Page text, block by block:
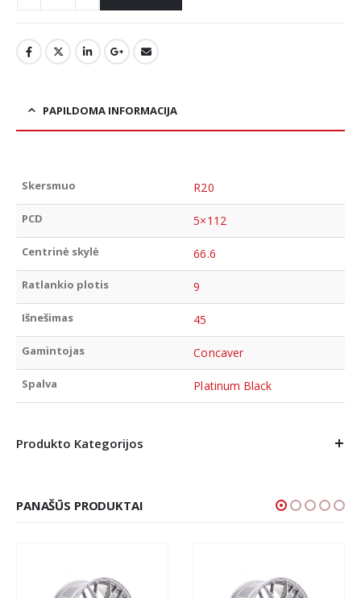
PAPILDOMA INFORMACIJA
Skersmuo R20
PCD 5×112
Centrinė skylė 66.6
Ratlankio plotis 9
Išnešimas 45
Gamintojas Concaver
Spalva Platinum Black
Produkto Kategorijos
PANAŠŪS PRODUKTAI